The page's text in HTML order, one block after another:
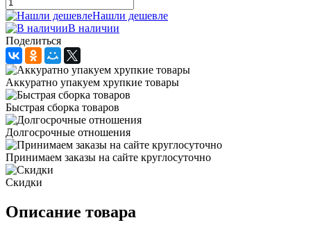
Нашли дешевле
В наличии
Поделиться
Аккуратно упакуем хрупкие товары
Быстрая сборка товаров
Долгосрочные отношения
Принимаем заказы на сайте круглосуточно
Скидки
Описание товара